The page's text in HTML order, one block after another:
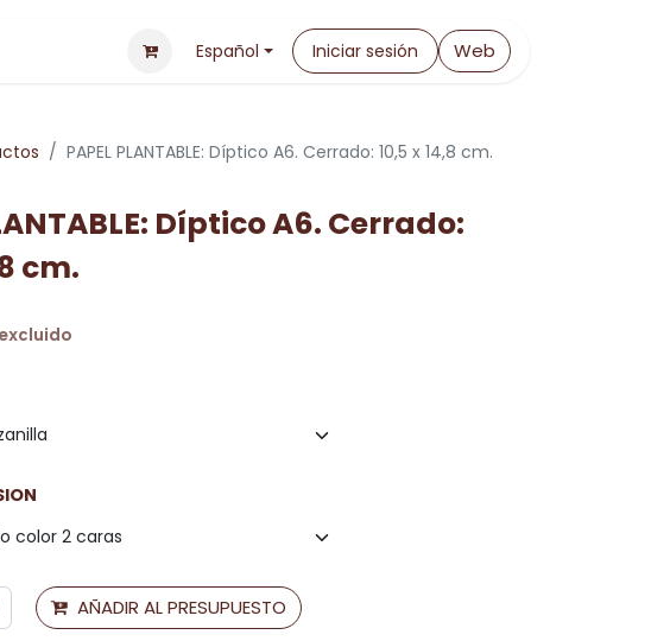
Español Iniciar sesión Web
PAPEL PLANTABLE: Díptico A6. Cerrado: 10,5 x 14,8 cm.
Díptico A6. Cerrado:
cm.
AÑADIR AL PRESUPUESTO